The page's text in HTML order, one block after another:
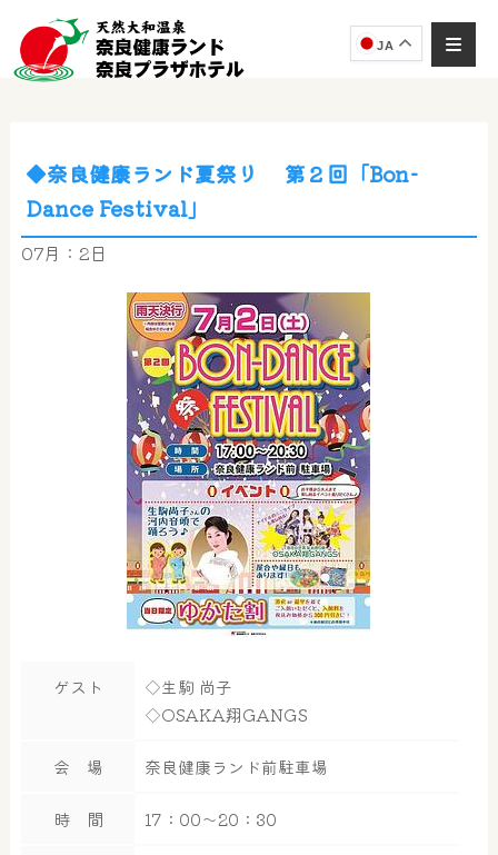
JA
◆奈良健康ランド夏祭り 第２回「Bon-
Dance Festival」
07月：2日
ゲスト
◇生駒 尚子
◇OSAKA翔GANGS
会 場 奈良健康ランド前駐車場
時 間 17：00～20：30
AIコンシェルジュ
ご質問をお伺いします。